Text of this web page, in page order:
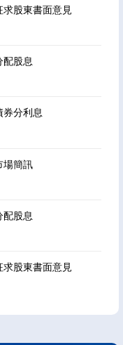
股東書面意見
股息
分利息
場簡訊
股息
股東書面意見